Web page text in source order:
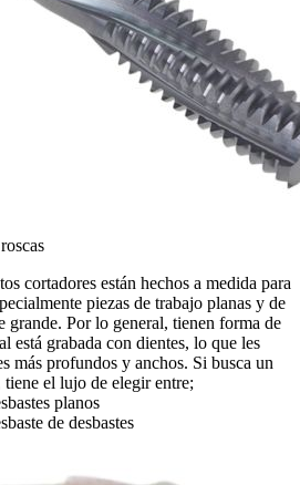
cortadores están hechos a medida para
piezas de trabajo planas y de
grande. Por lo general, tienen forma de
está grabada con dientes, lo que les
más profundos y anchos. Si busca un
tiene el lujo de elegir entre;
planos
de desbastes